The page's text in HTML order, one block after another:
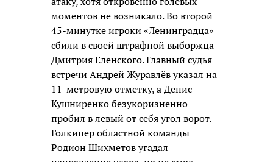
моментов не возникало. Во второй
45-минутке игроки «Ленинградца»
сбили в своей штрафной выборжца
Дмитрия Еленского. Главный судья
встречи Андрей Журавлёв указал на
11-метровую отметку, а Денис
Кушниренко безукоризненно
пробил в левый от себя угол ворот.
Голкипер областной команды
Родион Шихметов угадал